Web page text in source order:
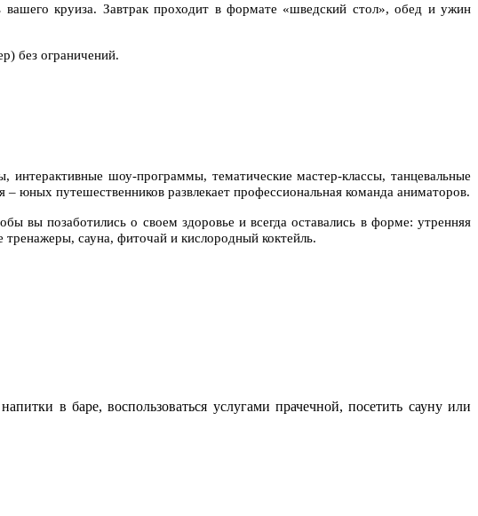
круиза. Завтрак проходит в формате «шведский стол», обед и ужин
без ограничений.
шоу-программы, тематические мастер-классы, танцевальные
юных путешественников развлекает профессиональная команда аниматоров.
вы позаботились о своем здоровье и всегда оставались в форме: утренняя
сауна, фиточай и кислородный коктейль.
в баре, воспользоваться услугами прачечной, посетить сауну или